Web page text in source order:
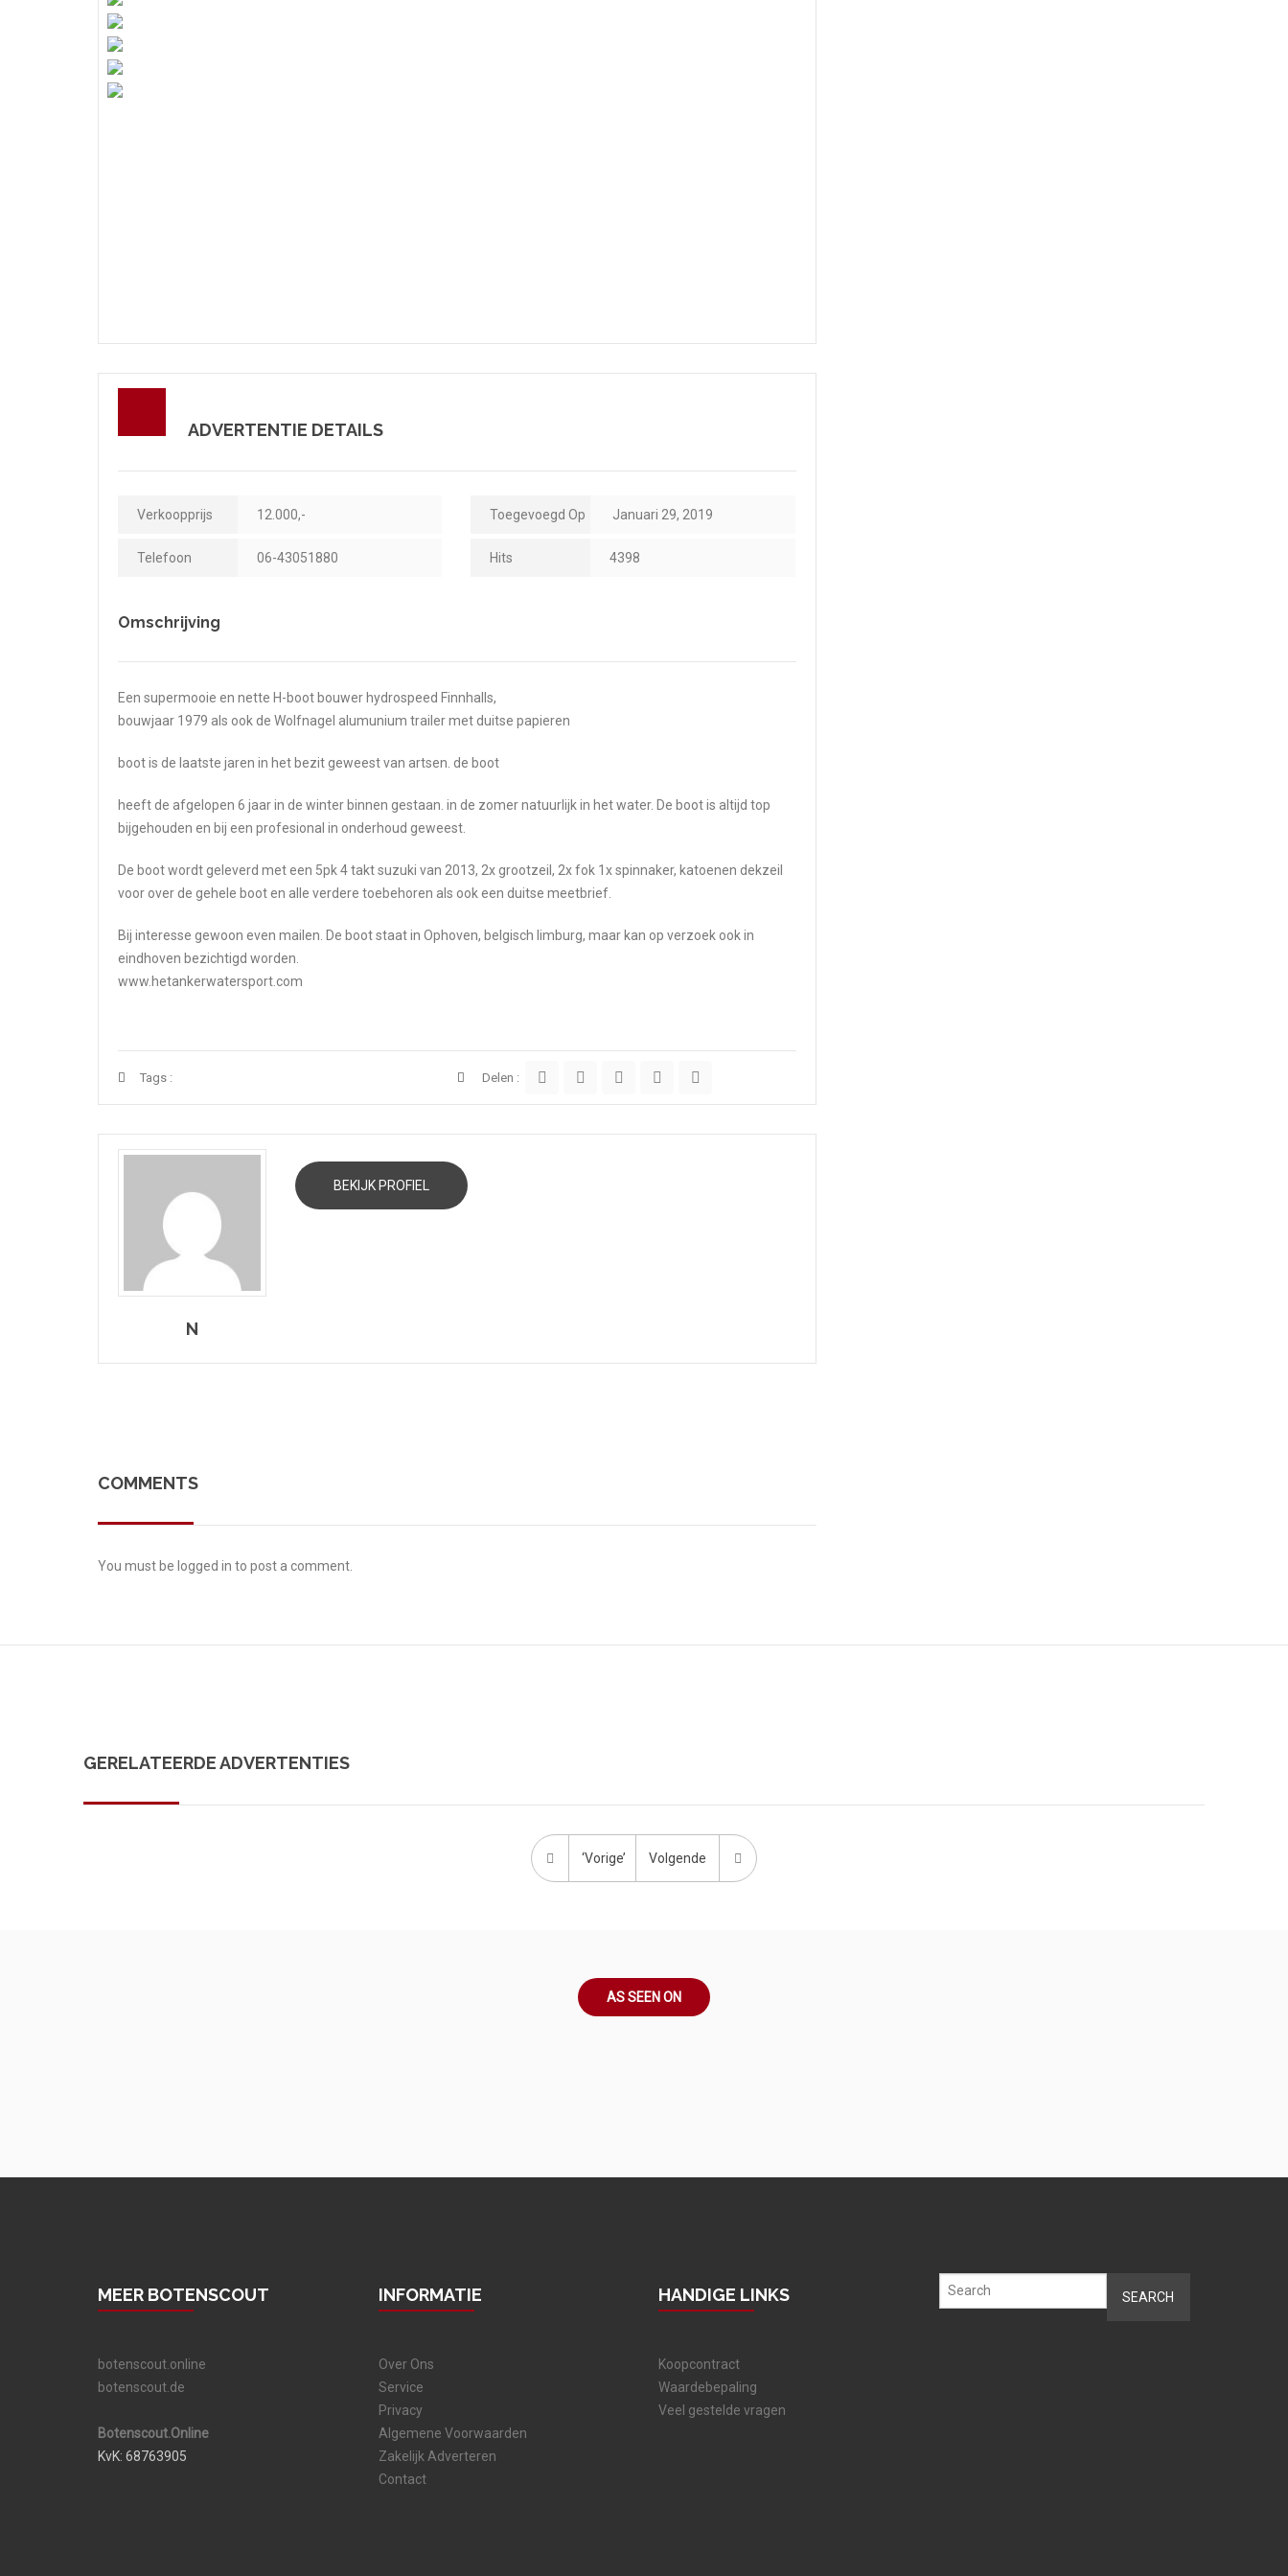
ADVERTENTIE DETAILS
Verkoopprijs 12.000,- Toegevoegd Op Januari 29, 2019
Telefoon 06-43051880 Hits 4398
Omschrijving
Een supermooie en nette H-boot bouwer hydrospeed Finnhalls,
bouwjaar 1979 als ook de Wolfnagel alumunium trailer met duitse papieren
boot is de laatste jaren in het bezit geweest van artsen. de boot
heeft de afgelopen 6 jaar in de winter binnen gestaan. in de zomer natuurlijk in het water. De boot is altijd top
bijgehouden en bij een profesional in onderhoud geweest.
De boot wordt geleverd met een 5pk 4 takt suzuki van 2013, 2x grootzeil, 2x fok 1x spinnaker, katoenen dekzeil
voor over de gehele boot en alle verdere toebehoren als ook een duitse meetbrief.
Bij interesse gewoon even mailen. De boot staat in Ophoven, belgisch limburg, maar kan op verzoek ook in
eindhoven bezichtigd worden.
www.hetankerwatersport.com
Tags : Delen :
N
BEKIJK PROFIEL
COMMENTS
You must be logged in to post a comment.
GERELATEERDE ADVERTENTIES
‘Vorige’ Volgende
AS SEEN ON
MEER BOTENSCOUT
botenscout.online
botenscout.de
Botenscout.Online
KvK: 68763905
INFORMATIE
Over Ons
Service
Privacy
Algemene Voorwaarden
Zakelijk Adverteren
Contact
HANDIGE LINKS
Koopcontract
Waardebepaling
Veel gestelde vragen